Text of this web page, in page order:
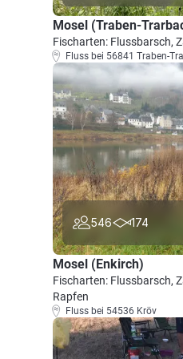
Mosel (Traben-
Fischarten: Flussbarsch,
Fluss bei 56841 Traben-
546 174
Mosel (Enkirch)
Fischarten: Flussbarsch,
Rapfen
Fluss bei 54536 Kröv